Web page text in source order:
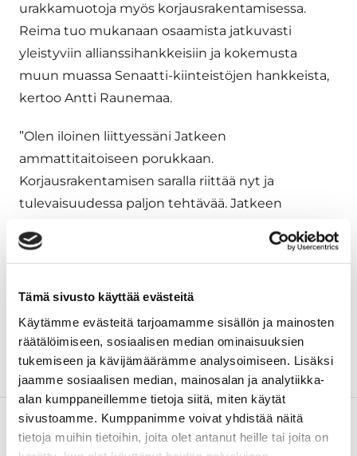
Tämä sivusto käyttää evästeitä
Käytämme evästeitä tarjoamamme sisällön ja mainosten
räätälöimiseen, sosiaalisen median ominaisuuksien
tukemiseen ja kävijämäärämme analysoimiseen. Lisäksi
jaamme sosiaalisen median, mainosalan ja analytiikka-
alan kumppaneillemme tietoja siitä, miten käytät
sivustoamme. Kumppanimme voivat yhdistää näitä
tietoja muihin tietoihin, joita olet antanut heille tai joita on
urakkamuotoja myös korjausrakentamisessa.
Reima tuo mukanaan osaamista jatkuvasti
yleistyviin allianssihankkeisiin ja kokemusta
muun muassa Senaatti-kiinteistöjen hankkeista,
kertoo Antti Raunemaa.
”Olen iloinen liittyessäni Jatkeen
ammattitaitoiseen porukkaan.
Korjausrakentamisen saralla riittää nyt ja
tulevaisuudessa paljon tehtävää. Jatkeen
työntekijöidenkin piirissä luo vahvan pohjan
Antti Raunemaa, toimitusjohtaja, Jatke Toimitilat
Oy, puh. 040 564 4105,antti.raunemaa@jatke.fi